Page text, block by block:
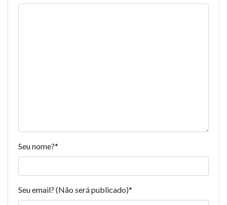
Seu nome?*
Seu email? (Não será publicado)*